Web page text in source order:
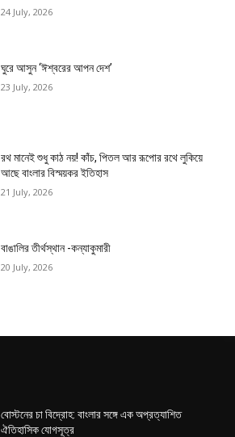
24 July, 2026
ঘুরে আসুন ‘ঈশ্বরের আপন দেশ’
23 July, 2026
রথ মানেই শুধু কাঠ নয়! কাঁচ, পিতল আর রূপোর রথে লুকিয়ে
আছে বাংলার বিস্ময়কর ইতিহাস
21 July, 2026
বাঙালির তীর্থস্থান -কন্যাকুমারী
20 July, 2026
বোস্টনের চা বিদ্রোহ: বাংলার সঙ্গে এক অপ্রত্যাশিত
ঐতিহাসিক যোগসূত্র